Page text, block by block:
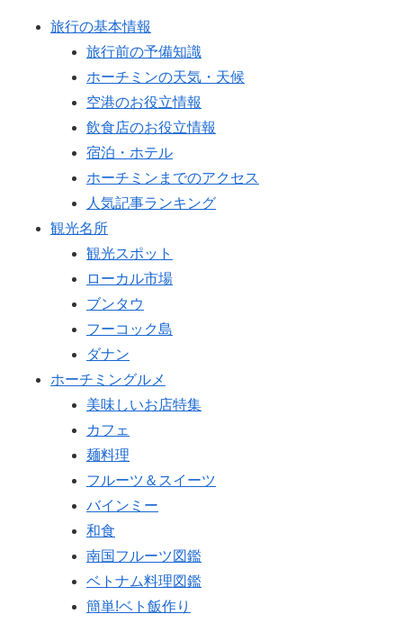
旅行の基本情報
旅行前の予備知識
ホーチミンの天気・天候
空港のお役立情報
飲食店のお役立情報
宿泊・ホテル
ホーチミンまでのアクセス
人気記事ランキング
観光名所
観光スポット
ローカル市場
ブンタウ
フーコック島
ダナン
ホーチミングルメ
美味しいお店特集
カフェ
麺料理
フルーツ＆スイーツ
バインミー
和食
南国フルーツ図鑑
ベトナム料理図鑑
簡単!ベト飯作り